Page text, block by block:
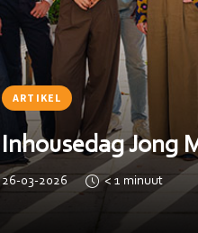
ARTIKEL
De rol van Project
Ondersteuner bij
09-03-2026 2 minuten